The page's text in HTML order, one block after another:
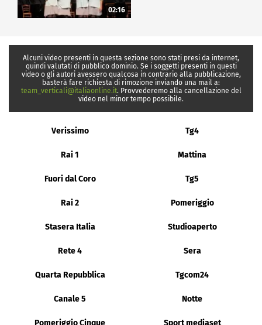
02:16
Alcuni video presenti in questa sezione sono stati presi da internet,
quindi valutati di pubblico dominio. Se i soggetti presenti in questi
video o gli autori avessero qualcosa in contrario alla pubblicazione,
basterà fare richiesta di rimozione inviando una mail a:
team_verticali@italiaonline.it. Provvederemo alla cancellazione del
video nel minor tempo possibile.
Verissimo Tg4
Rai 1 Mattina
Fuori dal Coro Tg5
Rai 2 Pomeriggio
Stasera Italia Studioaperto
Rete 4 Sera
Quarta Repubblica Tgcom24
Canale 5 Notte
Pomeriggio Cinque Sport mediaset